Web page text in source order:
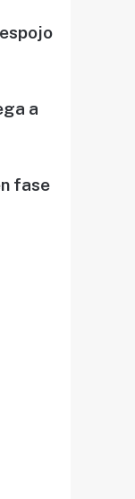
a
fase